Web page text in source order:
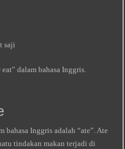
saji
dalam bahasa Inggris.
bahasa Inggris adalah “ate”. Ate
tindakan makan terjadi di